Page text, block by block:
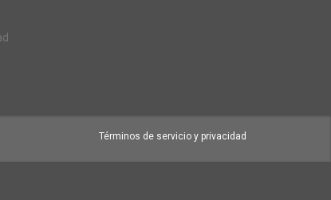
Términos de servicio y privacidad